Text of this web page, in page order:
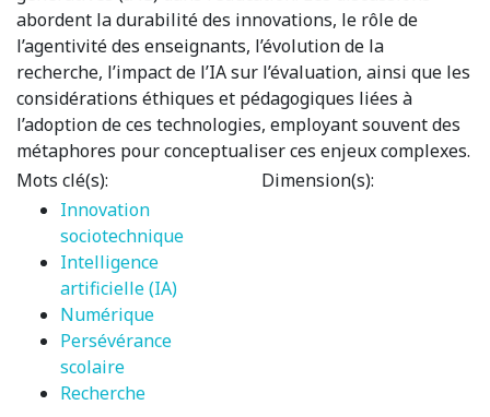
abordent la durabilité des innovations, le rôle de
l’agentivité des enseignants, l’évolution de la
recherche, l’impact de l’IA sur l’évaluation, ainsi que les
considérations éthiques et pédagogiques liées à
l’adoption de ces technologies, employant souvent des
métaphores pour conceptualiser ces enjeux complexes.
Mots clé(s):
Innovation
sociotechnique
Intelligence
artificielle (IA)
Numérique
Persévérance
scolaire
Recherche
Dimension(s):